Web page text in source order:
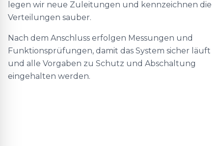
legen wir neue Zuleitungen und kennzeichnen die
Verteilungen sauber.
Nach dem Anschluss erfolgen Messungen und
Funktionsprüfungen, damit das System sicher läuft
und alle Vorgaben zu Schutz und Abschaltung
eingehalten werden.